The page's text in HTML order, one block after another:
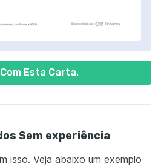
Esta Carta.
Sem experiência
isso. Veja abaixo um exemplo